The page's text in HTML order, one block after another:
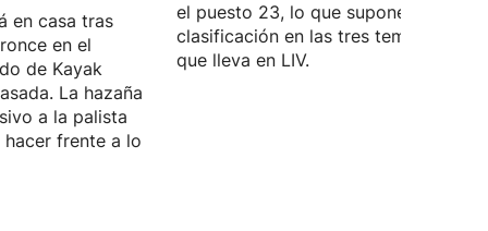
en casa tras
en el
de Kayak
La hazaña
a la palista
hacer frente a lo
el puesto 23, lo que supone su peor
clasificación en las tres temporadas
que lleva en LIV.